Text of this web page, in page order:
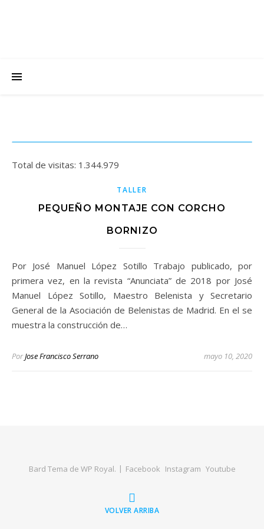
Total de visitas: 1.344.979
TALLER
PEQUEÑO MONTAJE CON CORCHO
BORNIZO
Por José Manuel López Sotillo Trabajo publicado, por
primera vez, en la revista “Anunciata” de 2018 por José
Manuel López Sotillo, Maestro Belenista y Secretario
General de la Asociación de Belenistas de Madrid. En el se
muestra la construcción de…
PorJose Francisco Serrano mayo 10, 2020
Bard Tema de WP Royal. Facebook Instagram Youtube
VOLVER ARRIBA